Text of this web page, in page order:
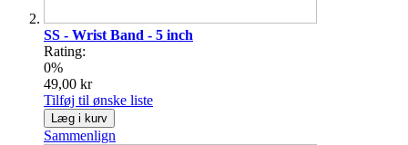
SS - Wrist Band - 5 inch
Rating:
0%
49,00 kr
Tilføj til ønske liste
Læg i kurv
Sammenlign